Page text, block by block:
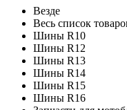
Везде
Весь список
Шины R10
Шины R12
Шины R13
Шины R14
Шины R15
Шины R16